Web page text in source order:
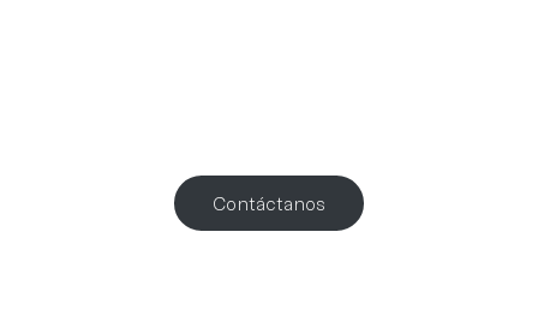
Contáctanos